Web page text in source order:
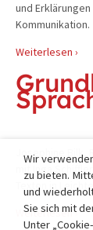
und
Kommunikation.
Weiterlesen ›
Josephine
mit Inga
Texten in
Weiterlesen ›
Wir
zu bieten.
und
Sie sich mit
Unter